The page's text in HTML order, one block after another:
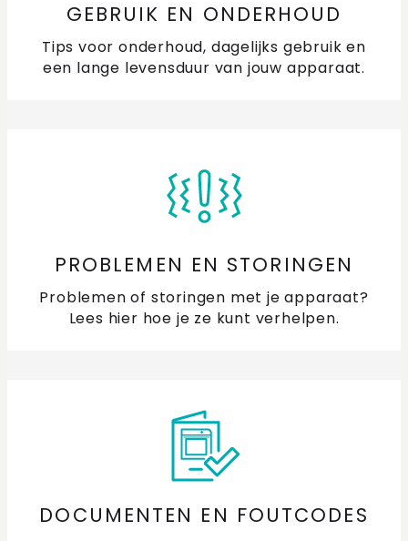
GEBRUIK EN ONDERHOUD
Tips voor onderhoud, dagelijks gebruik en
een lange levensduur van jouw apparaat.
PROBLEMEN EN STORINGEN
Problemen of storingen met je apparaat?
Lees hier hoe je ze kunt verhelpen.
DOCUMENTEN EN FOUTCODES